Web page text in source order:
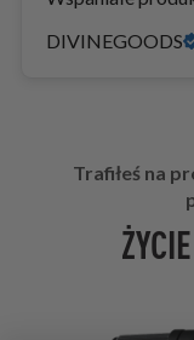
DIVINEGOODS
Trafiłeś na